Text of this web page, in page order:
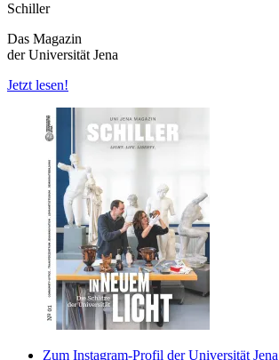
Schiller
Das Magazin
der Universität Jena
Jetzt lesen!
Zum Instagram-Profil der Universität Jena